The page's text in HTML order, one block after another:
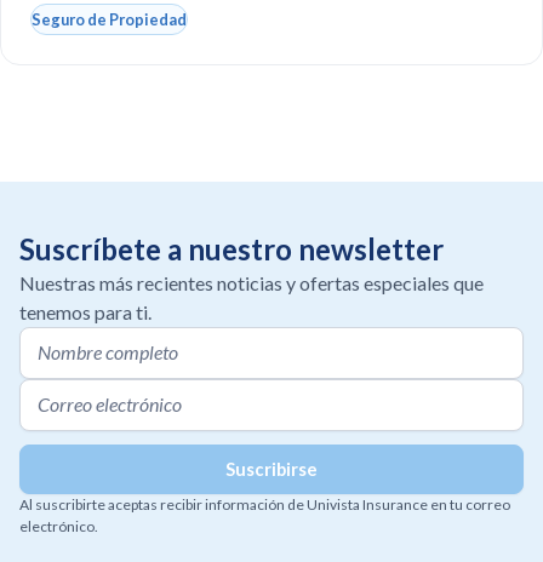
Seguro de Propiedad
Suscríbete a nuestro newsletter
Nuestras más recientes noticias y ofertas especiales que
tenemos para ti.
Al suscribirte aceptas recibir información de Univista Insurance en tu correo
electrónico.